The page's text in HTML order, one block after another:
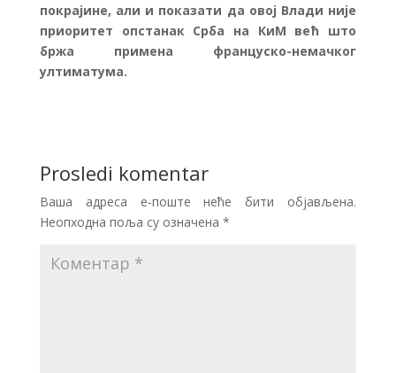
покрајине, али и показати да овој Влади није
приоритет опстанак Срба на КиМ већ што
бржа примена француско-немачког
ултиматума.
Prosledi komentar
Ваша адреса е-поште неће бити објављена.
Неопходна поља су означена *